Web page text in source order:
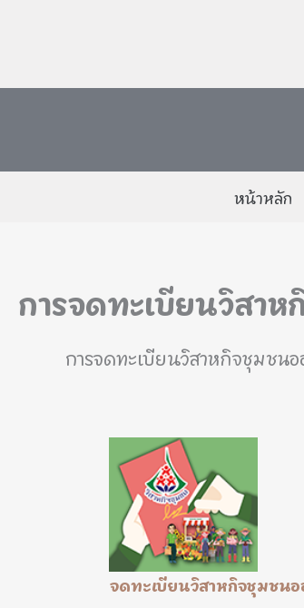
หน้าหลัก
การจดทะเบียนวิสา
การจดทะเบียนวิสาหกิจชุมชน
จดทะเบียนวิสาหกิจชุมชน